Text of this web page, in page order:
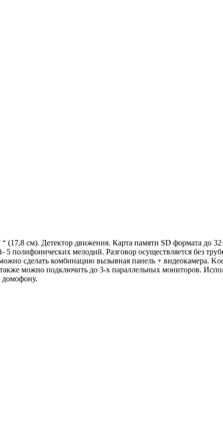
(17,8 см). Детектор движения. Карта памяти SD формата до
полифонических мелодий. Разговор осуществляется без
сделать комбинацию вызывная панель + видеокамера.
можно подключить до 3-х параллельных мониторов.